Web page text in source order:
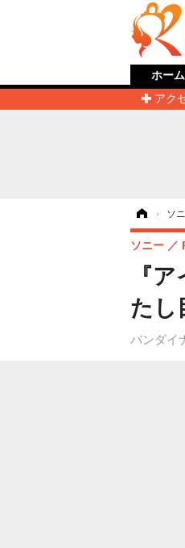
ホーム
アク
› ソ
『
たし
バンダイ
ソニー